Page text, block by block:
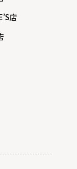
店